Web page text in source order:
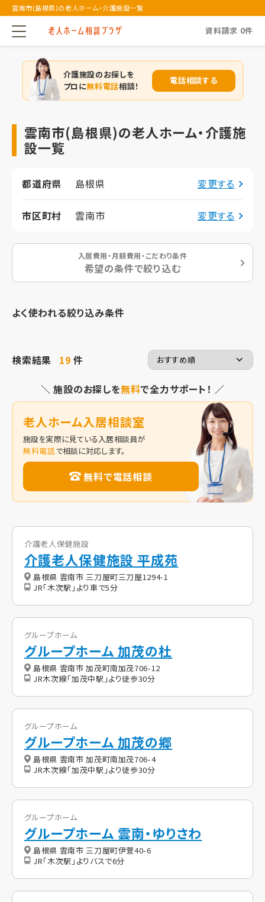
雲南市(島根県)の老人ホーム・介護施設一覧
資料請求 0件
介護施設のお探しを
プロに無料電話相談！
電話相談する
雲南市(島根県)の老人ホーム・介護施
設一覧
都道府県 島根県 変更する
市区町村 雲南市 変更する
入居費用・月額費用・こだわり条件
希望の条件で絞り込む
よく使われる絞り込み条件
検索結果 19件
＼ 施設のお探しを無料で全力サポート！ ／
老人ホーム入居相談室
施設を実際に見ている入居相談員が
無料電話で相談に対応します。
無料で電話相談
介護老人保健施設
介護老人保健施設 平成苑
島根県 雲南市 三刀屋町三刀屋1294-1
JR「木次駅」より車で5分
グループホーム
グループホーム 加茂の杜
島根県 雲南市 加茂町南加茂706-12
JR木次線「加茂中駅」より徒歩30分
グループホーム
グループホーム 加茂の郷
島根県 雲南市 加茂町南加茂706-4
JR木次線「加茂中駅」より徒歩30分
グループホーム
グループホーム 雲南・ゆりさわ
島根県 雲南市 三刀屋町伊萱40-6
JR「木次駅」よりバスで6分